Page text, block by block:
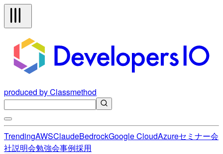
produced by Classmethod
TrendingAWSClaudeBedrockGoogle CloudAzureセミナー会
社説明会勉強会事例採用